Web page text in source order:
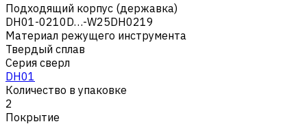
Подходящий корпус (державка)
DH01-0210D…-W25DH0219
Материал режущего инструмента
Твердый сплав
Серия сверл
DH01
Количество в упаковке
2
Покрытие